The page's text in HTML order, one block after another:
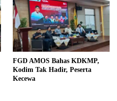
FGD AMOS Bahas KDKMP,
Kodim Tak Hadir, Peserta
Kecewa